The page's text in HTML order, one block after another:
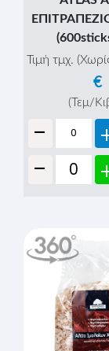
Τιμή τμχ.
€
(Τεμ/
-
-